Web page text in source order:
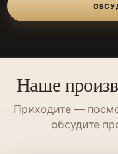
Наше
Приходите —
обсудите